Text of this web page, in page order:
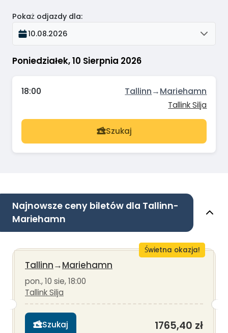
Poniedziałek, 10 Sierpnia 2026
Pokaż odjazdy dla:
10.08.2026
18:00 Tallinn→Mariehamn
Tallink Silja
Szukaj
Najnowsze ceny biletów dla Tallinn-
Mariehamn
Świetna okazja!
Tallinn→Mariehamn
pon., 10 sie, 18:00
Tallink Silja
Szukaj 1765,40 zł